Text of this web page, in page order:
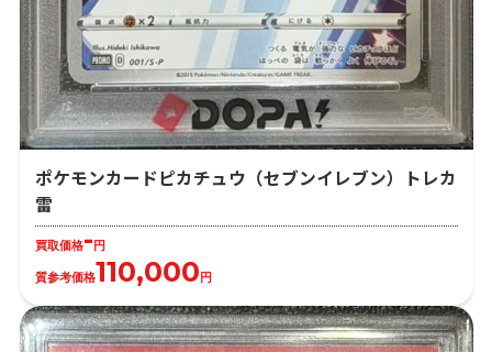
ポケモンカードピカチュウ（セブンイレブン）トレカ
雷
買取価格-円
質参考価格110,000円